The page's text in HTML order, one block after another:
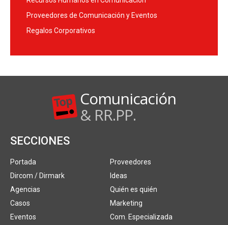
Proveedores de Comunicación y Eventos
Regalos Corporativos
Comunicación
& RR.PP.
SECCIONES
Portada
Dircom / Dirmark
Agencias
Casos
Eventos
Proveedores
Ideas
Quién es quién
Marketing
Com. Especializada